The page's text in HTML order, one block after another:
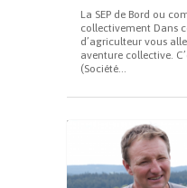
La SEP de Bord ou
collectivement Dans
d’agriculteur vous
aventure collective.
(Société...